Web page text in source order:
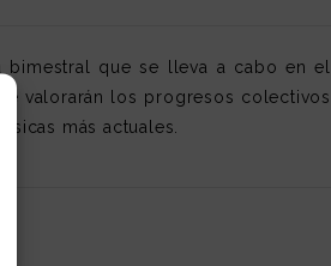
bimestral que se lleva a cabo en el
valorarán los progresos colectivos
más actuales.